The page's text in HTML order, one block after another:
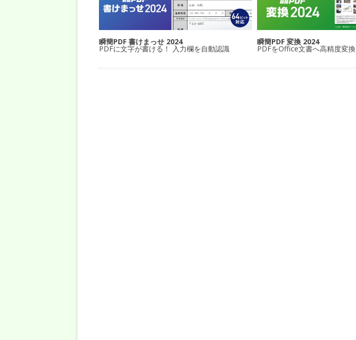
瞬簡PDF 書けまっせ 2024
PDFに文字が書ける！ 入力欄を自動認識
瞬簡PDF 変換 2024
PDFをOffice文書へ高精度変換